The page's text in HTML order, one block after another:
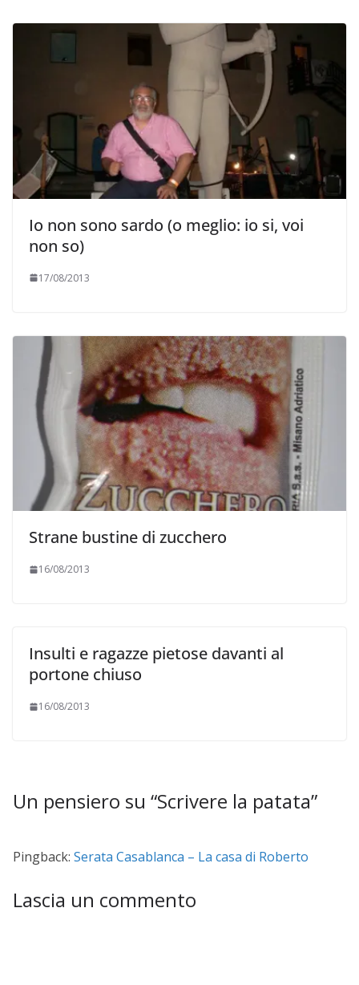
Io non sono sardo (o meglio: io si, voi
non so)
17/08/2013
Strane bustine di zucchero
16/08/2013
Insulti e ragazze pietose davanti al
portone chiuso
16/08/2013
Un pensiero su “Scrivere la patata”
Pingback: Serata Casablanca – La casa di Roberto
Lascia un commento